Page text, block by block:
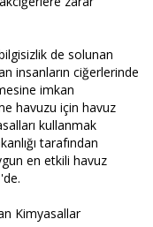
de solunan
insanların ciğerlerinde
imkan
havuzu için havuz
kullanmak
tarafından
en etkili havuz
Kimyasallar